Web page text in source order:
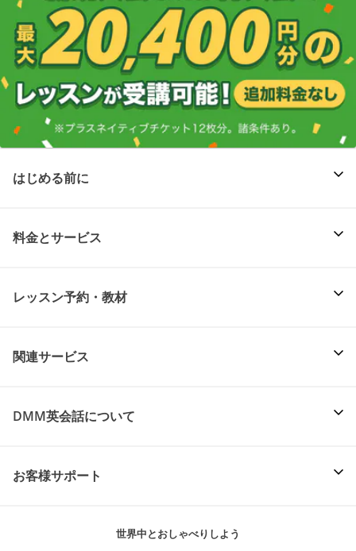
はじめる前に
料金とサービス
レッスン予約・教材
関連サービス
DMM英会話について
お客様サポート
世界中とおしゃべりしよう